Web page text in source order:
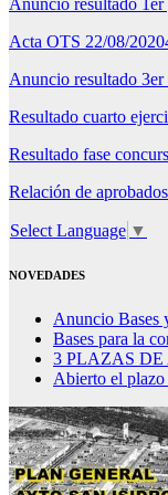
Acta OTS 22/08/
Anuncio resultado
Resultado cuarto
Resultado fase
Relación de aprobados
Select Language ▼
NOVEDADES
Anuncio Bases
Bases para la
3 PLAZAS
Abierto el